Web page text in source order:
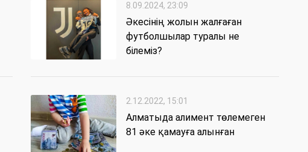
8.09.2024, 23:09
Әкесінің жолын жалғаған
футболшылар туралы не
білеміз?
2.12.2022, 15:01
Алматыда алимент төлемеген
81 әке қамауға алынған